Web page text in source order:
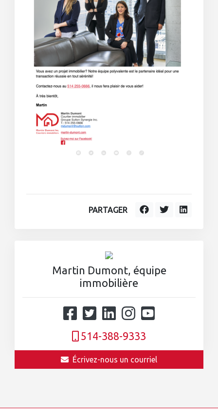
PARTAGER
Martin Dumont, équipe
immobilière
514-388-9333
Écrivez-nous un courriel